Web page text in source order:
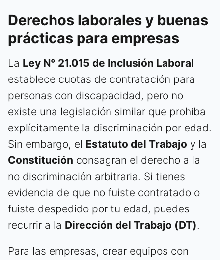
Derechos laborales y buenas
prácticas para empresas
La Ley N° 21.015 de Inclusión Laboral
establece cuotas de contratación para
personas con discapacidad, pero no
existe una legislación similar que prohíba
explícitamente la discriminación por edad.
Sin embargo, el Estatuto del Trabajo y la
Constitución consagran el derecho a la
no discriminación arbitraria. Si tienes
evidencia de que no fuiste contratado o
fuiste despedido por tu edad, puedes
recurrir a la Dirección del Trabajo (DT).
Para las empresas, crear equipos con